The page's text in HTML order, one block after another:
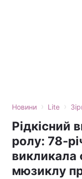
Новини › Lite ›
Рідкісний
ролу: 78-
викликала
мюзиклу